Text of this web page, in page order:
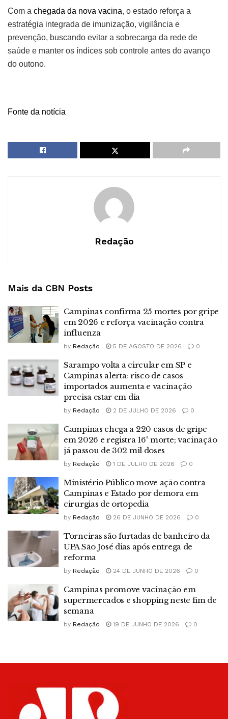
Com a chegada da nova vacina, o estado reforça a
estratégia integrada de imunização, vigilância e
prevenção, buscando evitar a sobrecarga da rede de
saúde e manter os índices sob controle antes do avanço
do outono.
Fonte da notícia
Redação
Mais da CBN Posts
Campinas confirma 25 mortes por gripe
em 2026 e reforça vacinação contra
influenza
by Redação 5 DE AGOSTO DE 2026 0
Sarampo volta a circular em SP e
Campinas alerta: risco de casos
importados aumenta e vacinação
precisa estar em dia
by Redação 2 DE JULHO DE 2026 0
Campinas chega a 220 casos de gripe
em 2026 e registra 16ª morte; vacinação
já passou de 302 mil doses
by Redação 1 DE JULHO DE 2026 0
Ministério Público move ação contra
Campinas e Estado por demora em
cirurgias de ortopedia
by Redação 26 DE JUNHO DE 2026 0
Torneiras são furtadas de banheiro da
UPA São José dias após entrega de
reforma
by Redação 24 DE JUNHO DE 2026 0
Campinas promove vacinação em
supermercados e shopping neste fim de
semana
by Redação 19 DE JUNHO DE 2026 0